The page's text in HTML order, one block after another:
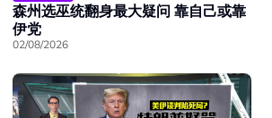
森州选巫统翻身最大疑问 靠自己或靠
伊党
02/08/2026